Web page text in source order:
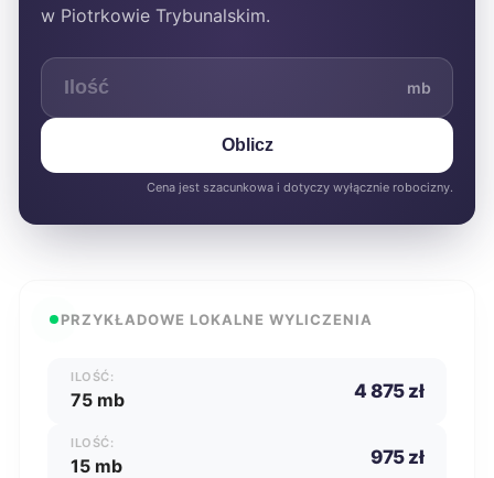
w Piotrkowie Trybunalskim.
mb
Oblicz
Cena jest szacunkowa i dotyczy wyłącznie robocizny.
PRZYKŁADOWE LOKALNE WYLICZENIA
ILOŚĆ:
75 mb 4 875 zł
ILOŚĆ:
15 mb 975 zł